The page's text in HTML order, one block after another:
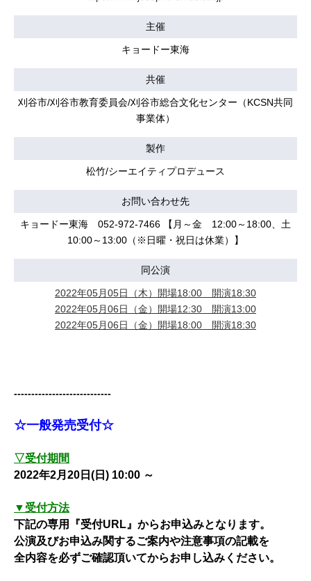
主催
キョードー東海
共催
刈谷市/刈谷市教育委員会/刈谷市総合文化センター（KCSN共同
事業体）
製作
松竹/シーエイティプロデュース
お問い合わせ先
キョードー東海 052-972-7466 【月～金 12:00～18:00、土
10:00～13:00（※日曜・祝日は休業）】
同公演
2022年05月05日（木）開場18:00 開演18:30
2022年05月06日（金）開場12:30 開演13:00
2022年05月06日（金）開場18:00 開演18:30
----------------------------
☆一般発売受付☆
▽受付期間
2022年2月20日(日) 10:00 ～
▼受付方法
下記の専用『受付URL』からお申込みとなります。
公演及びお申込み関するご案内や注意事項の記載を
全内容を必ずご確認頂いてからお申し込みください。